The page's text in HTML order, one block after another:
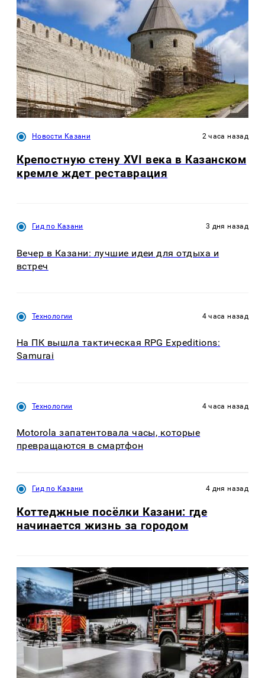
Новости Казани 2 часа назад
Крепостную стену XVI века в Казанском
кремле ждет реставрация
Гид по Казани 3 дня назад
Вечер в Казани: лучшие идеи для отдыха и
встреч
Технологии 4 часа назад
На ПК вышла тактическая RPG Expeditions:
Samurai
Технологии 4 часа назад
Motorola запатентовала часы, которые
превращаются в смартфон
Гид по Казани 4 дня назад
Коттеджные посёлки Казани: где
начинается жизнь за городом